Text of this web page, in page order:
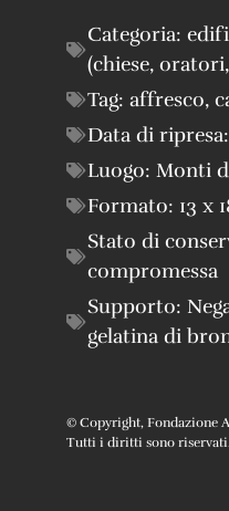
Categoria:
(chiese,
Tag: affresco,
Data di ripresa:
Luogo: Monti
Formato: 13 x
Stato di
compromessa
Supporto:
gelatina di
© Copyright, Fondazione
Tutti i diritti sono riservati.